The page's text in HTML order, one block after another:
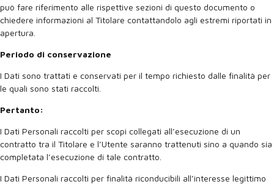
può fare riferimento alle rispettive sezioni di questo documento o
chiedere informazioni al Titolare contattandolo agli estremi riportati in
apertura.
Periodo di conservazione
I Dati sono trattati e conservati per il tempo richiesto dalle finalità per
le quali sono stati raccolti.
Pertanto:
I Dati Personali raccolti per scopi collegati all’esecuzione di un
contratto tra il Titolare e l’Utente saranno trattenuti sino a quando sia
completata l’esecuzione di tale contratto.
I Dati Personali raccolti per finalità riconducibili all’interesse legittimo